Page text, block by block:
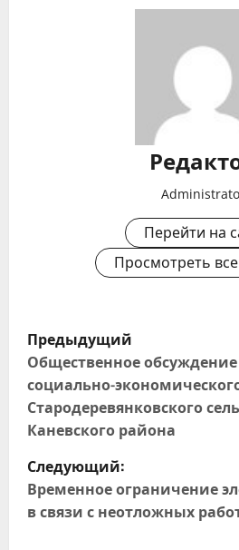
Перейти на
Просмотреть
Н
а
в
и
г
а
Предыдущий
Общественное обсуждение
социально-
Стародеревянковского
Каневского района
Следующий:
Временное ограничение
в связи с неотложных